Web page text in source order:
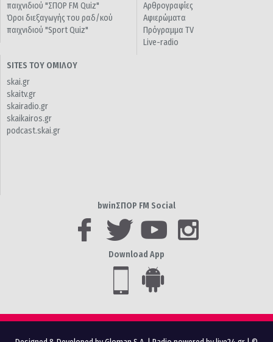
παιχνιδιού "ΣΠΟΡ FM Quiz"
Όροι διεξαγωγής του ραδ/κού
παιχνιδιού "Sport Quiz"
Αρθρογραφίες
Αφιερώματα
Πρόγραμμα TV
Live-radio
SITES ΤΟΥ ΟΜΙΛΟΥ
skai.gr
skaitv.gr
skairadio.gr
skaikairos.gr
podcast.skai.gr
bwinΣΠΟΡ FM Social
Download App